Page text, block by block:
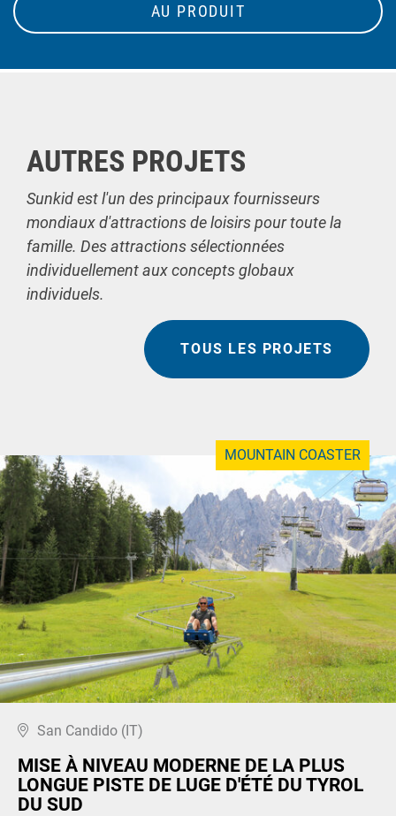
AU PRODUIT
AUTRES PROJETS
Sunkid est l'un des principaux fournisseurs
mondiaux d'attractions de loisirs pour toute la
famille. Des attractions sélectionnées
individuellement aux concepts globaux
individuels.
TOUS LES PROJETS
MOUNTAIN COASTER
San Candido (IT)
MISE À NIVEAU MODERNE DE LA PLUS
LONGUE PISTE DE LUGE D'ÉTÉ DU TYROL
DU SUD